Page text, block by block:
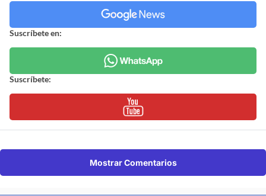
Suscríbete en:
Suscríbete:
Mostrar Comentarios